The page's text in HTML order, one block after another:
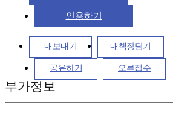
인용하기
내보내기 내책장담기
공유하기 오류접수
부가정보